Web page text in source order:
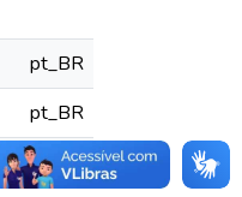
pt_BR
pt_BR
pt_BR